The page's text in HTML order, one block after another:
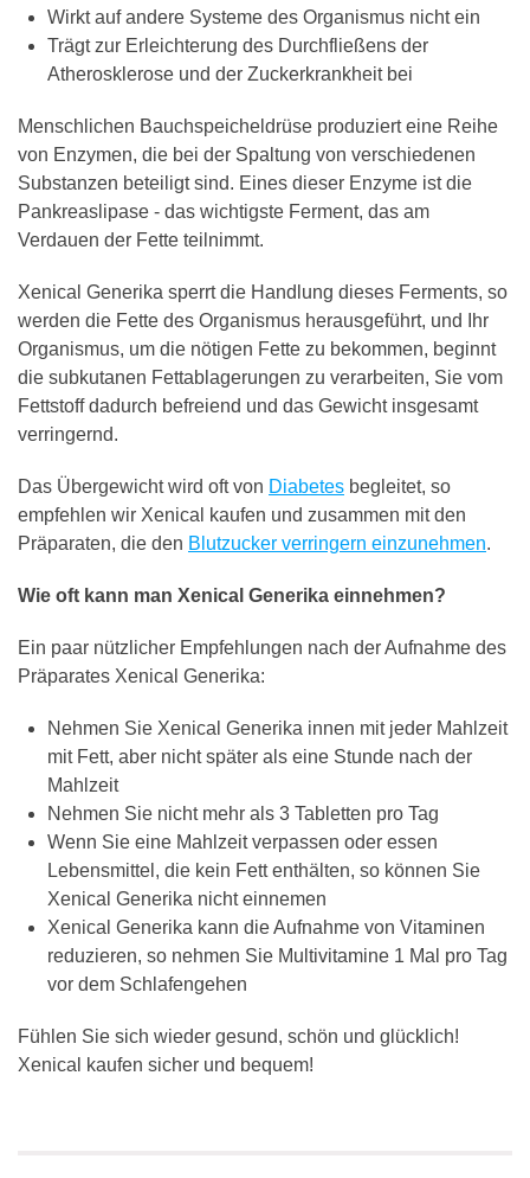
Wirkt auf andere Systeme des Organismus nicht ein
Trägt zur Erleichterung des Durchfließens der
Atherosklerose und der Zuckerkrankheit bei
Menschlichen Bauchspeicheldrüse produziert eine Reihe
von Enzymen, die bei der Spaltung von verschiedenen
Substanzen beteiligt sind. Eines dieser Enzyme ist die
Pankreaslipase - das wichtigste Ferment, das am
Verdauen der Fette teilnimmt.
Xenical Generika sperrt die Handlung dieses Ferments, so
werden die Fette des Organismus herausgeführt, und Ihr
Organismus, um die nötigen Fette zu bekommen, beginnt
die subkutanen Fettablagerungen zu verarbeiten, Sie vom
Fettstoff dadurch befreiend und das Gewicht insgesamt
verringernd.
Das Übergewicht wird oft von Diabetes begleitet, so
empfehlen wir Xenical kaufen und zusammen mit den
Präparaten, die den Blutzucker verringern einzunehmen.
Wie oft kann man Xenical Generika einnehmen?
Ein paar nützlicher Empfehlungen nach der Aufnahme des
Präparates Xenical Generika:
Nehmen Sie Xenical Generika innen mit jeder Mahlzeit
mit Fett, aber nicht später als eine Stunde nach der
Mahlzeit
Nehmen Sie nicht mehr als 3 Tabletten pro Tag
Wenn Sie eine Mahlzeit verpassen oder essen
Lebensmittel, die kein Fett enthälten, so können Sie
Xenical Generika nicht einnemen
Xenical Generika kann die Aufnahme von Vitaminen
reduzieren, so nehmen Sie Multivitamine 1 Mal pro Tag
vor dem Schlafengehen
Fühlen Sie sich wieder gesund, schön und glücklich!
Xenical kaufen sicher und bequem!